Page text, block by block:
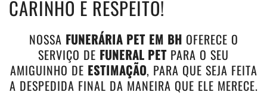
CARINHO E RESPEITO!
NOSSA FUNERÁRIA PET EM BH OFERECE O
SERVIÇO DE FUNERAL PET PARA O SEU
AMIGUINHO DE ESTIMAÇÃO, PARA QUE SEJA FEITA
A DESPEDIDA FINAL DA MANEIRA QUE ELE MERECE.